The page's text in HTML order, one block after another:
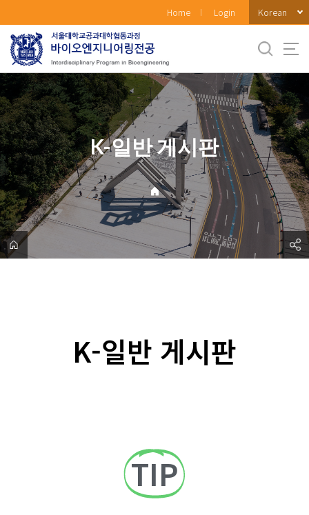
로
메
뉴
Home Login Korean
K-일반 게시판
K-일반 게시판
TIP